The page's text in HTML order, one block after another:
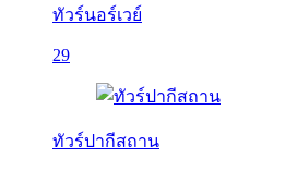
ทัวร์นอร์เวย์
29
ทัวร์ปากีสถาน